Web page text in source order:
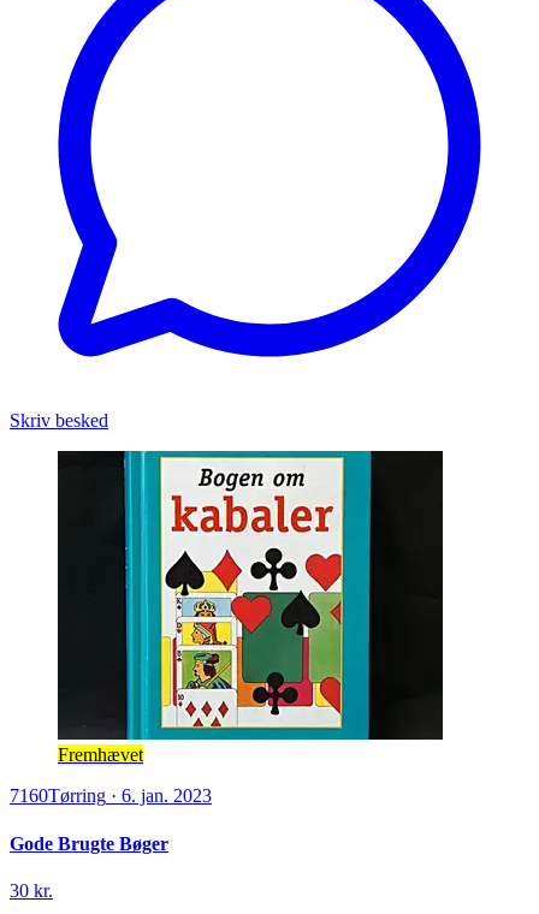
Skriv besked
Fremhævet
7160Tørring · 6. jan. 2023
Gode Brugte Bøger
30 kr.